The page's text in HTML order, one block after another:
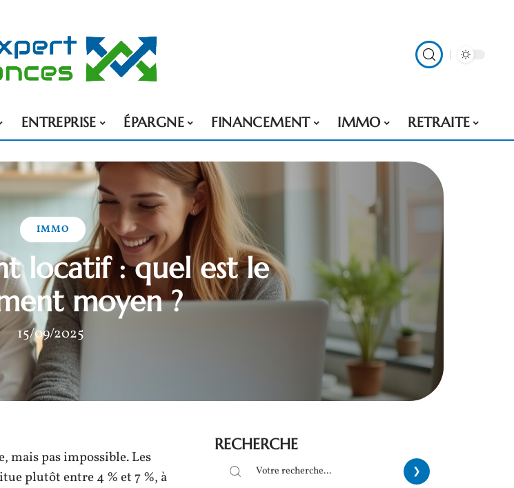
ENTREPRISE ÉPARGNE FINANCEMENT IMMO RETRAITE
IMMO
locatif : quel est le
moyen ?
15/09/2025
mais pas impossible. Les
plutôt entre 4 % et 7 %, à
RECHERCHE